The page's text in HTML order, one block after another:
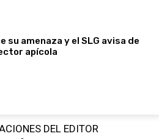
su amenaza y el SLG avisa de
apícola
DEL EDITOR